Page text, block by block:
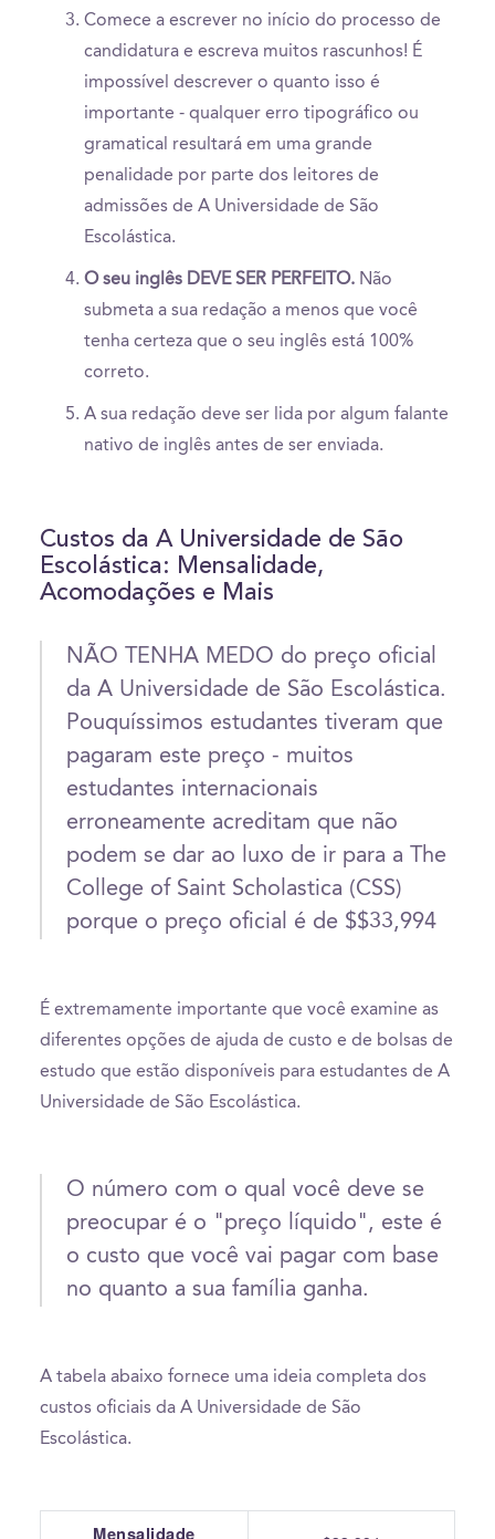
Comece a escrever no início do processo de
candidatura e escreva muitos rascunhos! É
impossível descrever o quanto isso é
importante - qualquer erro tipográfico ou
gramatical resultará em uma grande
penalidade por parte dos leitores de
admissões de A Universidade de São
Escolástica.
O seu inglês DEVE SER PERFEITO. Não
submeta a sua redação a menos que você
tenha certeza que o seu inglês está 100%
correto.
A sua redação deve ser lida por algum falante
nativo de inglês antes de ser enviada.
Custos da A Universidade de São
Escolástica: Mensalidade,
Acomodações e Mais
NÃO TENHA MEDO do preço oficial
da A Universidade de São Escolástica.
Pouquíssimos estudantes tiveram que
pagaram este preço - muitos
estudantes internacionais
erroneamente acreditam que não
podem se dar ao luxo de ir para a The
College of Saint Scholastica (CSS)
porque o preço oficial é de $$33,994
É extremamente importante que você examine as
diferentes opções de ajuda de custo e de bolsas de
estudo que estão disponíveis para estudantes de A
Universidade de São Escolástica.
O número com o qual você deve se
preocupar é o "preço líquido", este é
o custo que você vai pagar com base
no quanto a sua família ganha.
A tabela abaixo fornece uma ideia completa dos
custos oficiais da A Universidade de São
Escolástica.
Mensalidade